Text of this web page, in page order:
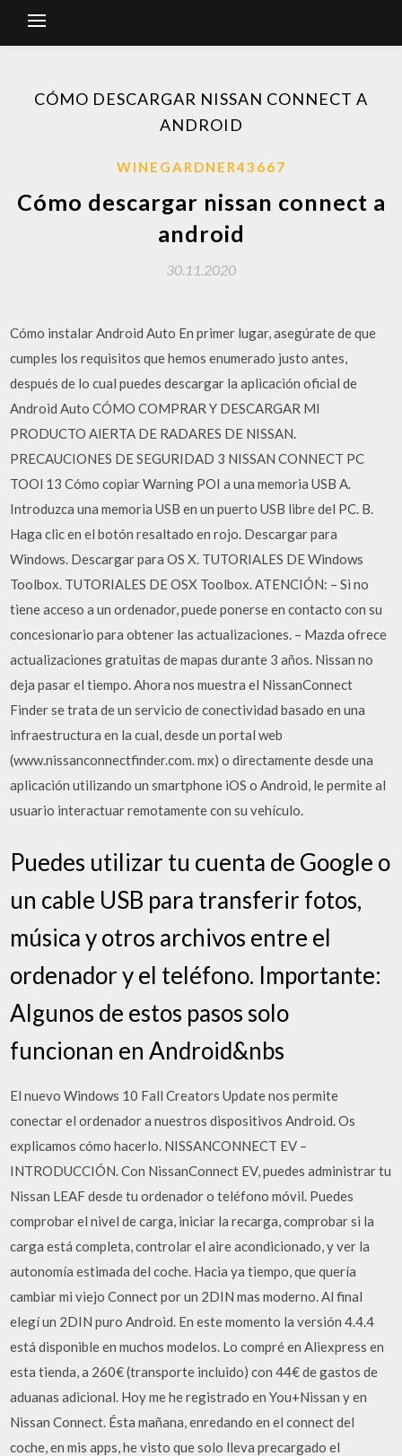
CÓMO DESCARGAR NISSAN CONNECT A
ANDROID
WINEGARDNER43667
Cómo descargar nissan connect a
android
30.11.2020
Cómo instalar Android Auto En primer lugar, asegúrate de que
cumples los requisitos que hemos enumerado justo antes,
después de lo cual puedes descargar la aplicación oficial de
Android Auto CÓMO COMPRAR Y DESCARGAR MI
PRODUCTO AlERTA DE RADARES DE NISSAN.
PRECAUCIONES DE SEGURIDAD 3 NISSAN CONNECT PC
TOOl 13 Cómo copiar Warning POI a una memoria USB A.
Introduzca una memoria USB en un puerto USB libre del PC. B.
Haga clic en el botón resaltado en rojo. Descargar para
Windows. Descargar para OS X. TUTORIALES DE Windows
Toolbox. TUTORIALES DE OSX Toolbox. ATENCIÓN: – Si no
tiene acceso a un ordenador, puede ponerse en contacto con su
concesionario para obtener las actualizaciones. – Mazda ofrece
actualizaciones gratuitas de mapas durante 3 años. Nissan no
deja pasar el tiempo. Ahora nos muestra el NissanConnect
Finder se trata de un servicio de conectividad basado en una
infraestructura en la cual, desde un portal web
(www.nissanconnectfinder.com. mx) o directamente desde una
aplicación utilizando un smartphone iOS o Android, le permite al
usuario interactuar remotamente con su vehículo.
Puedes utilizar tu cuenta de Google o
un cable USB para transferir fotos,
música y otros archivos entre el
ordenador y el teléfono. Importante:
Algunos de estos pasos solo
funcionan en Android&nbs
El nuevo Windows 10 Fall Creators Update nos permite
conectar el ordenador a nuestros dispositivos Android. Os
explicamos cómo hacerlo. NISSANCONNECT EV –
INTRODUCCIÓN. Con NissanConnect EV, puedes administrar tu
Nissan LEAF desde tu ordenador o teléfono móvil. Puedes
comprobar el nivel de carga, iniciar la recarga, comprobar si la
carga está completa, controlar el aire acondicionado, y ver la
autonomía estimada del coche. Hacia ya tiempo, que quería
cambiar mi viejo Connect por un 2DIN mas moderno. Al final
elegí un 2DIN puro Android. En este momento la versión 4.4.4
está disponible en muchos modelos. Lo compré en Aliexpress en
esta tienda, a 260€ (transporte incluido) con 44€ de gastos de
aduanas adicional. Hoy me he registrado en You+Nissan y en
Nissan Connect. Ésta mañana, enredando en el connect del
coche, en mis apps, he visto que solo lleva precargado el